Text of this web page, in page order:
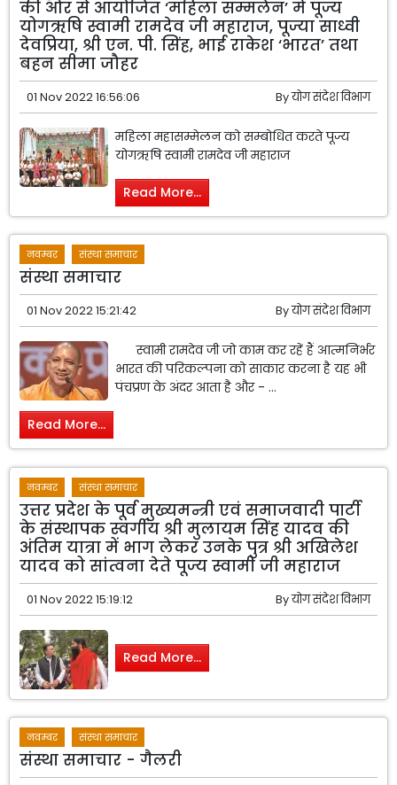
की ओर से आयोजित ‘महिला सम्मलेन’ में पूज्य
योगऋषि स्वामी रामदेव जी महाराज, पूज्या साध्वी
देवप्रिया, श्री एन. पी. सिंह, भाई राकेश ‘भारत’ तथा
बहन सीमा जौहर
01 Nov 2022 16:56:06 Byयोग संदेश विभाग
महिला महासम्मेलन को सम्बोधित करते पूज्य
योगऋषि स्वामी रामदेव जी महाराज
Read More...
नवम्बर संस्था समाचार
संस्था समाचार
01 Nov 2022 15:21:42 Byयोग संदेश विभाग
स्वामी रामदेव जी जो काम कर रहें हैं आत्मनिर्भर
भारत की परिकल्पना को साकार करना है यह भी
पंचप्रण के अंदर आता है और - ...
Read More...
नवम्बर संस्था समाचार
उत्तर प्रदेश के पूर्व मुख्यमन्त्री एवं समाजवादी पार्टी
के संस्थापक स्वर्गीय श्री मुलायम सिंह यादव की
अंतिम यात्रा में भाग लेकर उनके पुत्र श्री अखिलेश
यादव को सांत्वना देते पूज्य स्वामी जी महाराज
01 Nov 2022 15:19:12 Byयोग संदेश विभाग
Read More...
नवम्बर संस्था समाचार
संस्था समाचार - गैलरी